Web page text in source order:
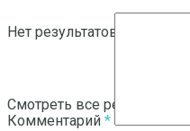
Нет результатов
Смотреть все результаты
Комментарий *